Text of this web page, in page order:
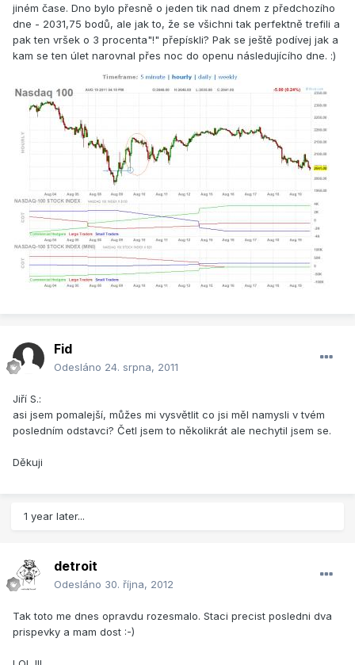
jiném čase. Dno bylo přesně o jeden tik nad dnem z předchozího
dne - 2031,75 bodů, ale jak to, že se všichni tak perfektně trefili a
pak ten vršek o 3 procenta"!" přepískli? Pak se ještě podívej jak a
kam se ten úlet narovnal přes noc do openu následujícího dne. :)
Fid
Odesláno 24. srpna, 2011
Jiří S.:
asi jsem pomalejší, můžes mi vysvětlit co jsi měl namysli v tvém
posledním odstavci? Četl jsem to několikrát ale nechytil jsem se.
Děkuji
1 year later...
detroit
Odesláno 30. října, 2012
Tak toto me dnes opravdu rozesmalo. Staci precist posledni dva
prispevky a mam dost :-)